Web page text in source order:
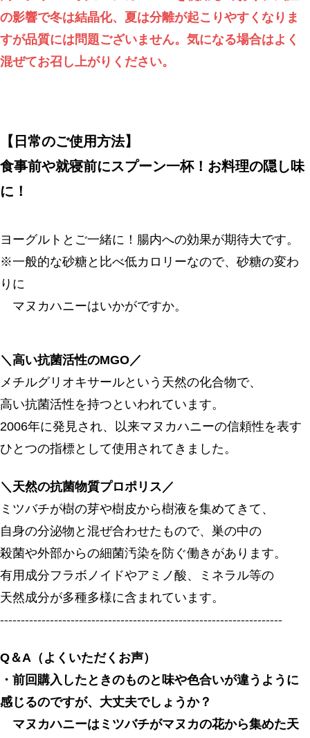
の影響で冬は結晶化、夏は分離が起こりやすくなりま
すが品質には問題ございません。気になる場合はよく
混ぜてお召し上がりください。
【日常のご使用方法】
食事前や就寝前にスプーン一杯！お料理の隠し味
に！
ヨーグルトとご一緒に！腸内への効果が期待大です。
※一般的な砂糖と比べ低カロリーなので、砂糖の変わ
りに
マヌカハニーはいかがですか。
＼高い抗菌活性のMGO／
メチルグリオキサールという天然の化合物で、
高い抗菌活性を持つといわれています。
2006年に発見され、以来マヌカハニーの信頼性を表す
ひとつの指標として使用されてきました。
＼天然の抗菌物質プロポリス／
ミツバチが樹の芽や樹皮から樹液を集めてきて、
自身の分泌物と混ぜ合わせたもので、巣の中の
殺菌や外部からの細菌汚染を防ぐ働きがあります。
有用成分フラボノイドやアミノ酸、ミネラル等の
天然成分が多種多様に含まれています。
--------------------------------------------------------------------
Q＆A（よくいただくお声）
・前回購入したときのものと味や色合いが違うように
感じるのですが、大丈夫でしょうか？
マヌカハニーはミツバチがマヌカの花から集めた天